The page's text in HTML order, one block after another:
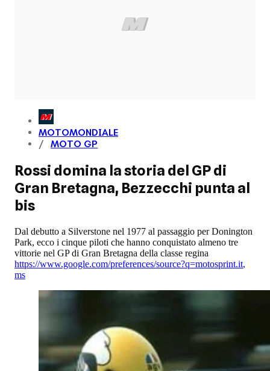
MOTOMONDIALE
MOTO GP
Rossi domina la storia del GP di
Gran Bretagna, Bezzecchi punta al
bis
Dal debutto a Silverstone nel 1977 al passaggio per Donington
Park, ecco i cinque piloti che hanno conquistato almeno tre
vittorie nel GP di Gran Bretagna della classe regina
https://www.google.com/preferences/source?q=motosprint.it,
ms